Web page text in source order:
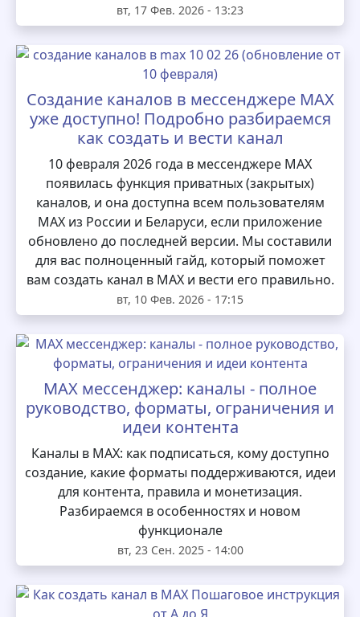
вт, 17 Фев. 2026 - 13:23
Создание каналов в мессенджере MAX
уже доступно! Подробно разбираемся
как создать и вести канал
10 февраля 2026 года в мессенджере MAX
появилась функция приватных (закрытых)
каналов, и она доступна всем пользователям
MAX из России и Беларуси, если приложение
обновлено до последней версии. Мы составили
для вас полноценный гайд, который поможет
вам создать канал в MAX и вести его правильно.
вт, 10 Фев. 2026 - 17:15
MAX мессенджер: каналы - полное
руководство, форматы, ограничения и
идеи контента
Каналы в MAX: как подписаться, кому доступно
создание, какие форматы поддерживаются, идеи
для контента, правила и монетизация.
Разбираемся в особенностях и новом
функционале
вт, 23 Сен. 2025 - 14:00